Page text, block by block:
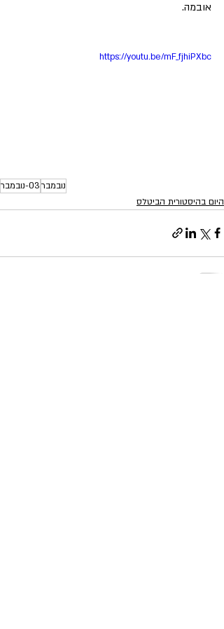
אובמה.
https://youtu.be/mF_fjhiPXbc
נובמבר03-נובמבר
היום בהיסטורית הביטלס